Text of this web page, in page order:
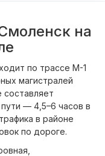
на
по трассе М-1
магистралей
составляет
— 4,5–6 часов в
в районе
по дороге.